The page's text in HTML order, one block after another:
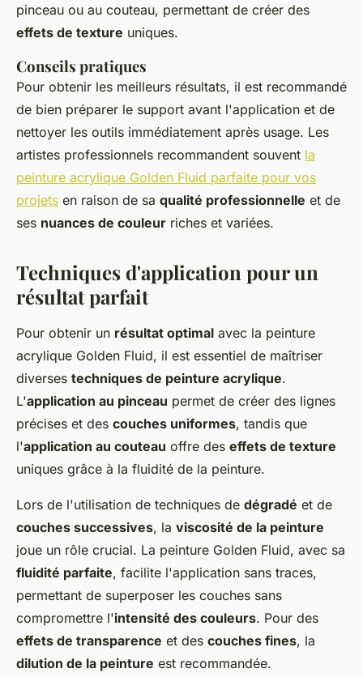
pinceau ou au couteau, permettant de créer des
effets de texture uniques.
Conseils pratiques
Pour obtenir les meilleurs résultats, il est recommandé
de bien préparer le support avant l'application et de
nettoyer les outils immédiatement après usage. Les
artistes professionnels recommandent souvent la
peinture acrylique Golden Fluid parfaite pour vos
projets en raison de sa qualité professionnelle et de
ses nuances de couleur riches et variées.
Techniques d'application pour un
résultat parfait
Pour obtenir un résultat optimal avec la peinture
acrylique Golden Fluid, il est essentiel de maîtriser
diverses techniques de peinture acrylique.
L'application au pinceau permet de créer des lignes
précises et des couches uniformes, tandis que
l'application au couteau offre des effets de texture
uniques grâce à la fluidité de la peinture.
Lors de l'utilisation de techniques de dégradé et de
couches successives, la viscosité de la peinture
joue un rôle crucial. La peinture Golden Fluid, avec sa
fluidité parfaite, facilite l'application sans traces,
permettant de superposer les couches sans
compromettre l'intensité des couleurs. Pour des
effets de transparence et des couches fines, la
dilution de la peinture est recommandée.